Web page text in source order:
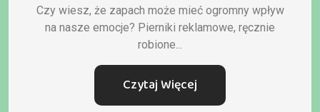
Czy wiesz, że zapach może mieć ogromny wpływ
na nasze emocje? Pierniki reklamowe, ręcznie
robione...
Czytaj Więcej